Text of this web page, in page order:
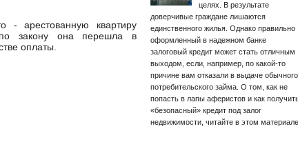
- арестованную квартиру
по закону она перешла в
оплаты.
целях. В результате
доверчивые граждане лишаются
единственного жилья. Однако правильно
оформленный в надежном банке
залоговый кредит может стать отличным
выходом, если, например, по какой-то
причине вам отказали в выдаче обычного
потребительского займа. О том, как не
попасть в лапы аферистов и как
«безопасный» кредит под залог
недвижимости, читайте в этом материале.